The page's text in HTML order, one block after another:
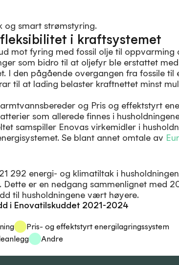
i kraftsystemet
mot fyring med fossil olje til oppvarming
som bidro til at oljefyr ble erstattet
I den pågående overgangen fra fossile til
til at lading belaster kraftnettet minst
og Pris og effektstyrt
som allerede finnes i
samspiller Enovas virkemidler i
Se blant annet omtale av
292 energi- og klimatiltak i
Dette er en nedgang sammenlignet med
til husholdningene vært høyere.
i Enovatilskuddet 2021-2024
Pris- og effektstyrt energilagringssystem
Andre